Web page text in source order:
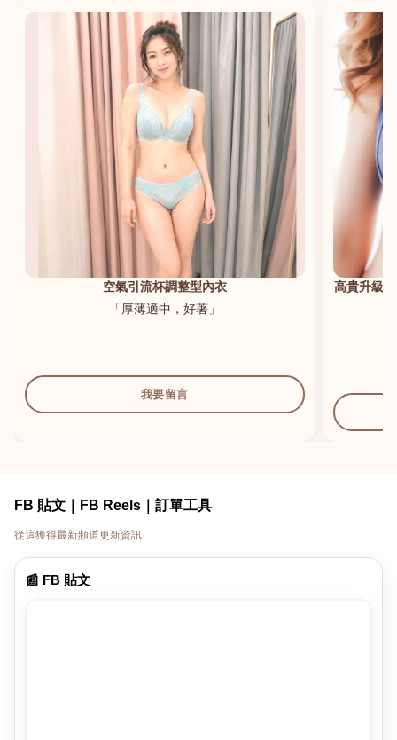
空氣引流杯調整型內衣
「厚薄適中，好著」
我要留言
高貴升級
FB 貼文｜FB Reels｜訂單工具
從這獲得最新頻道更新資訊
📰 FB 貼文
港澳中文
English